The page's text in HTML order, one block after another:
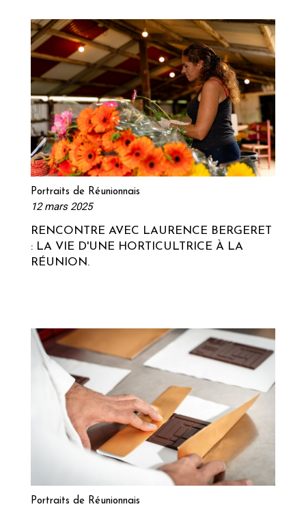
Lire la suite
Lire la suite
Portraits de Réunionnais
12 mars 2025
RENCONTRE AVEC LAURENCE BERGERET
: LA VIE D'UNE HORTICULTRICE À LA
RÉUNION.
Portraits de Réunionnais